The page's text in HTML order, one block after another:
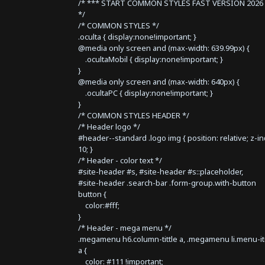
/* *** START COMMON STYLES FAST VERSION
*/
/* COMMON STYLES */
.oculta { display:none!important; }
@media only screen and (max-width: 639.99px) {
.ocultaMobil { display:none!important; }
}
@media only screen and (max-width: 640px) {
.ocultaPC { display:none!important; }
}
/* COMMON STYLES HEADER */
/* Header logo */
#header--standard .logo img { position: relative; z-
10; }
/* Header - color text */
#site-header #s, #site-header #s::placeholder,
#site-header .search-bar .form-group.with-button
button {
color:#fff;
}
/* Header - mega menu */
.megamenu h6.column-tittle a, .megamenu li.menu-
a {
color: #111 !important;